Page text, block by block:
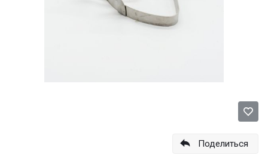
Поделиться